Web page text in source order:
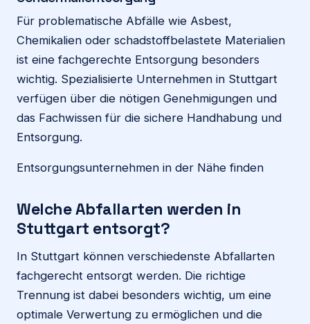
Für problematische Abfälle wie Asbest,
Chemikalien oder schadstoffbelastete Materialien
ist eine fachgerechte Entsorgung besonders
wichtig. Spezialisierte Unternehmen in Stuttgart
verfügen über die nötigen Genehmigungen und
das Fachwissen für die sichere Handhabung und
Entsorgung.
Entsorgungsunternehmen in der Nähe finden
Welche Abfallarten werden in
Stuttgart entsorgt?
In Stuttgart können verschiedenste Abfallarten
fachgerecht entsorgt werden. Die richtige
Trennung ist dabei besonders wichtig, um eine
optimale Verwertung zu ermöglichen und die